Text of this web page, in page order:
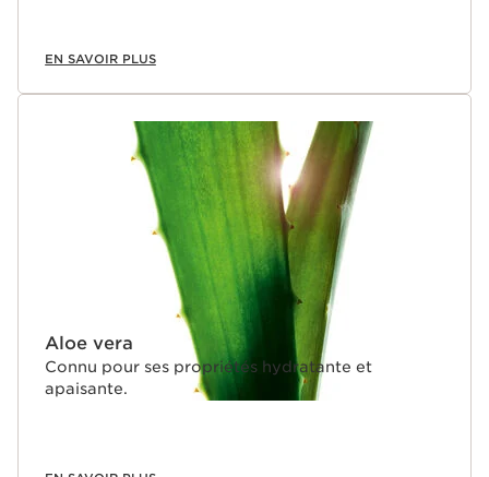
EN SAVOIR PLUS
Aloe vera
Connu pour ses propriétés hydratante et
apaisante.